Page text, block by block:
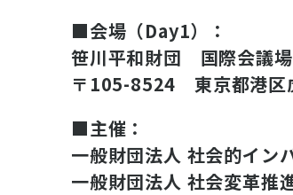
■会場（Day1）：
笹川平和財団 国際会議場
〒105-8524 東京都港
■主催：
一般財団法人 社会的イン
一般財団法人 社会変革推